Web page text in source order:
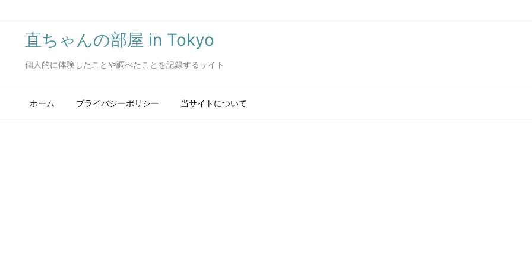
直ちゃんの部屋 in Tokyo
個人的に体験したことや調べたことを記録するサイト
ホーム プライバシーポリシー 当サイトについて